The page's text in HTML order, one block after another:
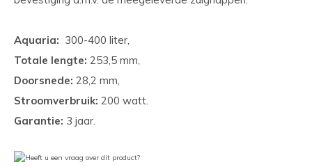
Aquaria: 300-400 liter,
Totale lengte: 253,5 mm,
Doorsnede: 28,2 mm,
Stroomverbruik: 200 watt.
Garantie: 3 jaar.